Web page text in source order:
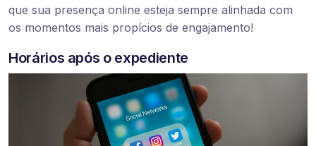
que sua presença online esteja sempre alinhada com
os momentos mais propícios de engajamento!
Horários após o expediente